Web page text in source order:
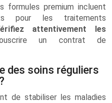
formules premium incluent
pour les traitements
attentivement les
un contrat de
des soins réguliers
de stabiliser les maladies